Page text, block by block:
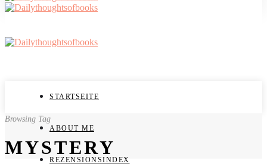
STARTSEITE
ABOUT ME
REZENSIONSINDEX
Browsing Tag
MYSTERY